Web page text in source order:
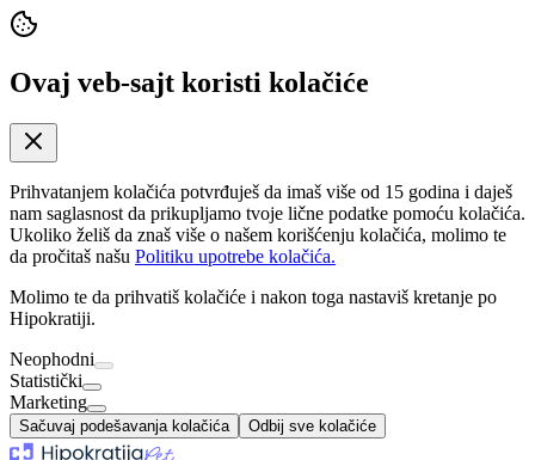
Ovaj veb-sajt koristi kolačiće
Prihvatanjem kolačića potvrđuješ da imaš više od 15 godina i daješ
nam saglasnost da prikupljamo tvoje lične podatke pomoću kolačića.
Ukoliko želiš da znaš više o našem korišćenju kolačića, molimo te
da pročitaš našu Politiku upotrebe kolačića.
Molimo te da prihvatiš kolačiće i nakon toga nastaviš kretanje po
Hipokratiji.
Neophodni
Statistički
Marketing
Sačuvaj podešavanja kolačića Odbij sve kolačiće